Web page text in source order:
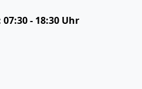
07:30 - 18:30 Uhr